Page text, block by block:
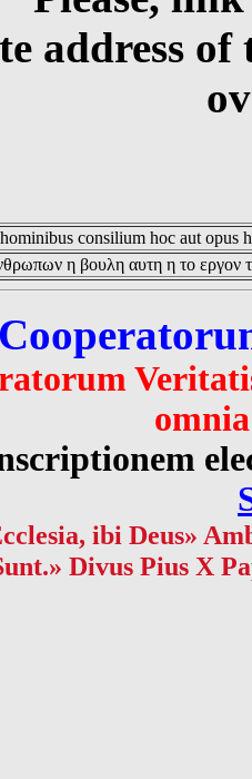
address
consilium hoc aut opus
η βουλη αυτη η το εργον
ibi Deus»
Divus Pius X